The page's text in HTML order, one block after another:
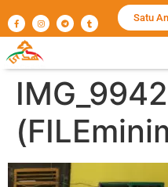
Satu
IMG_9942